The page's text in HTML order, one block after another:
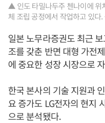
▲ 인도 타밀나두주 첸나이에 위
체 조립 공정에서 작업하고 있다
일본 노무라증권도 최근
조를 갖춘 반면 대형 가전
에 중요한 성장 시장으로
한국 본사의 기술 지원과
요 증가도 LG전자의 현지
으로 분석됐다.